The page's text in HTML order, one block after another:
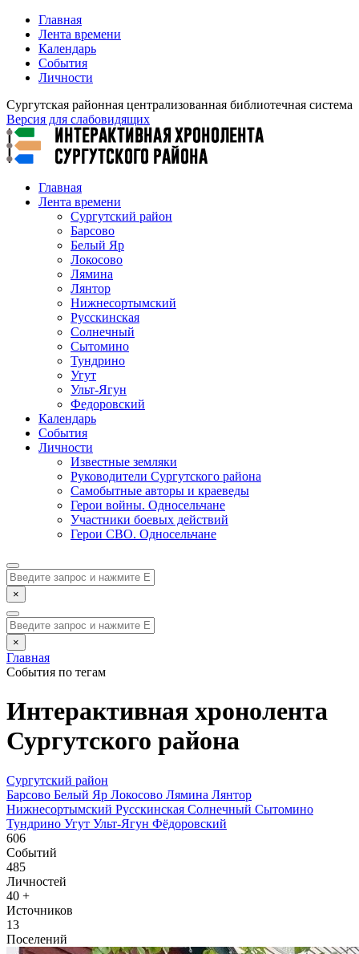
Главная
Лента времени
Календарь
События
Личности
Сургутская районная централизованная библиотечная система
Версия для слабовидящих
Главная
Лента времени
Сургутский район
Барсово
Белый Яр
Локосово
Лямина
Лянтор
Нижнесортымский
Русскинская
Солнечный
Сытомино
Тундрино
Угут
Ульт-Ягун
Федоровский
Календарь
События
Личности
Известные земляки
Руководители Сургутского района
Самобытные авторы и краеведы
Герои войны. Односельчане
Участники боевых действий
Герои СВО. Односельчане
×
×
Главная
События по тегам
Интерактивная хронолента
Сургутского района
Сургутский район
Барсово Белый Яр Локосово Лямина Лянтор
Нижнесортымский Русскинская Солнечный Сытомино
Тундрино Угут Ульт-Ягун Фёдоровский
606
Событий
485
Личностей
40 +
Источников
13
Поселений